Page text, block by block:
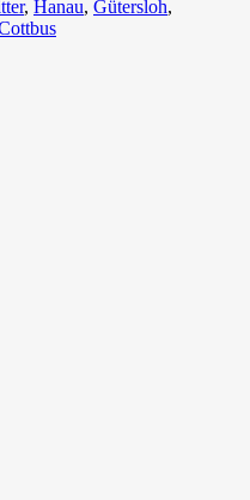
, Hanau, Gütersloh,